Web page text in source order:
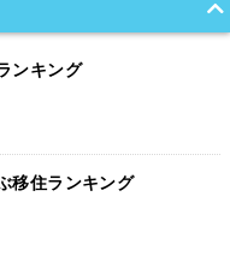
ンキング
移住ランキング